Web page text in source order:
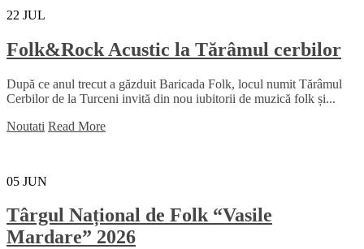
22 JUL
Folk&Rock Acustic la Tărâmul cerbilor
După ce anul trecut a găzduit Baricada Folk, locul numit Tărâmul
Cerbilor de la Turceni invită din nou iubitorii de muzică folk și...
Noutati Read More
05 JUN
Târgul Național de Folk “Vasile
Mardare” 2026